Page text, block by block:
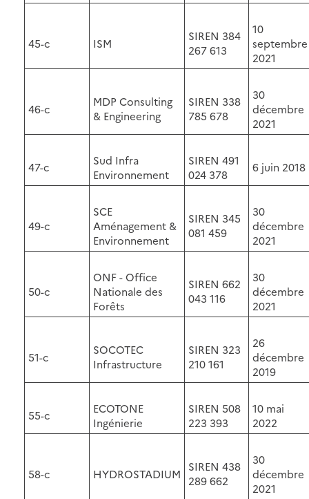
45-c ISM
SIREN 384
267 613
10
septembre
2021
46-c
MDP Consulting
& Engineering
SIREN 338
785 678
30
décembre
2021
47-c
Sud Infra
Environnement
SIREN 491
024 378
6 juin 2018
49-c
SCE
Aménagement &
Environnement
SIREN 345
081 459
30
décembre
2021
50-c
ONF - Office
Nationale des
Forêts
SIREN 662
043 116
30
décembre
2021
51-c
SOCOTEC
Infrastructure
SIREN 323
210 161
26
décembre
2019
55-c
ECOTONE
Ingénierie
SIREN 508
223 393
10 mai
2022
58-c HYDROSTADIUM
SIREN 438
289 662
30
décembre
2021